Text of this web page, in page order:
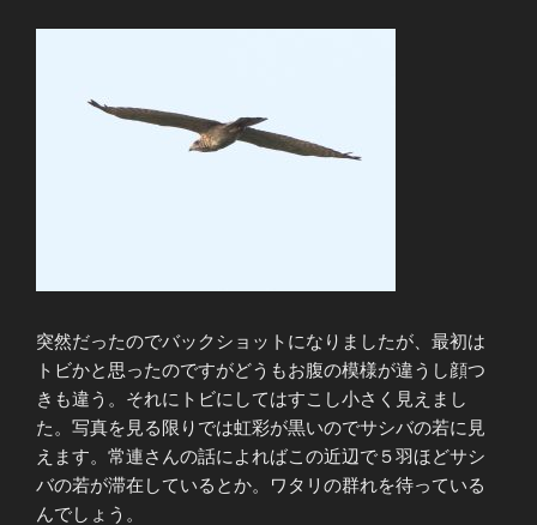
突然だったのでバックショットになりましたが、最初は
トビかと思ったのですがどうもお腹の模様が違うし顔つ
きも違う。それにトビにしてはすこし小さく見えまし
た。写真を見る限りでは虹彩が黒いのでサシバの若に見
えます。常連さんの話によればこの近辺で５羽ほどサシ
バの若が滞在しているとか。ワタリの群れを待っている
んでしょう。